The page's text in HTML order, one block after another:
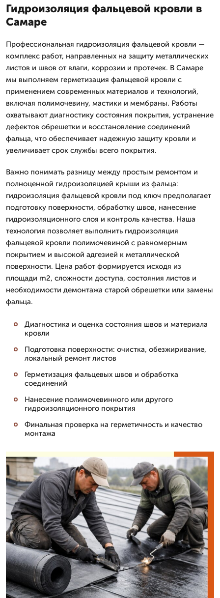
Гидроизоляция фальцевой кровли в
Самаре
Профессиональная гидроизоляция фальцевой кровли —
комплекс работ, направленных на защиту металлических
листов и швов от влаги, коррозии и протечек. В Самаре
мы выполняем герметизация фальцевой кровли с
применением современных материалов и технологий,
включая полимочевину, мастики и мембраны. Работы
охватывают диагностику состояния покрытия, устранение
дефектов обрешетки и восстановление соединений
фальца, что обеспечивает надежную защиту кровли и
увеличивает срок службы всего покрытия.
Важно понимать разницу между простым ремонтом и
полноценной гидроизоляцией крыши из фальца:
гидроизоляция фальцевой кровли под ключ предполагает
подготовку поверхности, обработку швов, нанесение
гидроизоляционного слоя и контроль качества. Наша
технология позволяет выполнить гидроизоляция
фальцевой кровли полимочевиной с равномерным
покрытием и высокой адгезией к металлической
поверхности. Цена работ формируется исходя из
площади m2, сложности доступа, состояния листов и
необходимости демонтажа старой обрешетки или замены
фальца.
Диагностика и оценка состояния швов и материала
кровли
Подготовка поверхности: очистка, обезжиривание,
локальный ремонт листов
Герметизация фальцевых швов и обработка
соединений
Нанесение полимочевинного или другого
гидроизоляционного покрытия
Финальная проверка на герметичность и качество
монтажа